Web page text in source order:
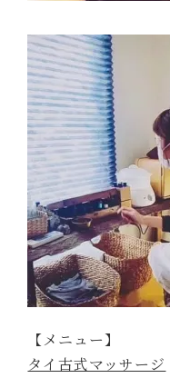
【メニュー】
タイ古式マッサージ